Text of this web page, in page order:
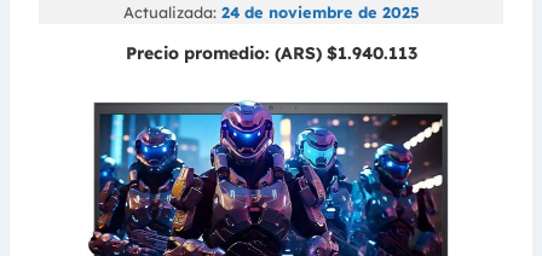
Actualizada: 24 de noviembre de 2025
Precio promedio: (ARS) $1.940.113